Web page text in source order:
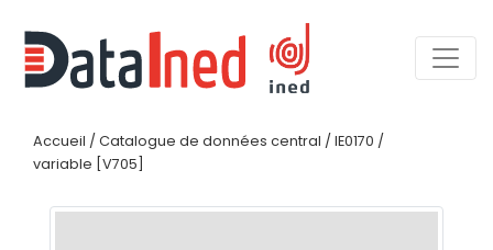
Accueil / Catalogue de données central / IE0170 /
variable [V705]